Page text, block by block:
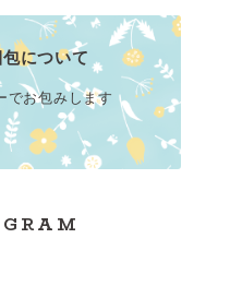
について
でお包みします